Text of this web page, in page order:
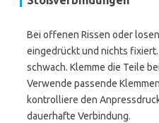
Bei offenen Rissen oder
eingedrückt und nichts
schwach. Klemme die Teile
Verwende passende
kontrolliere den
dauerhafte Verbindung.